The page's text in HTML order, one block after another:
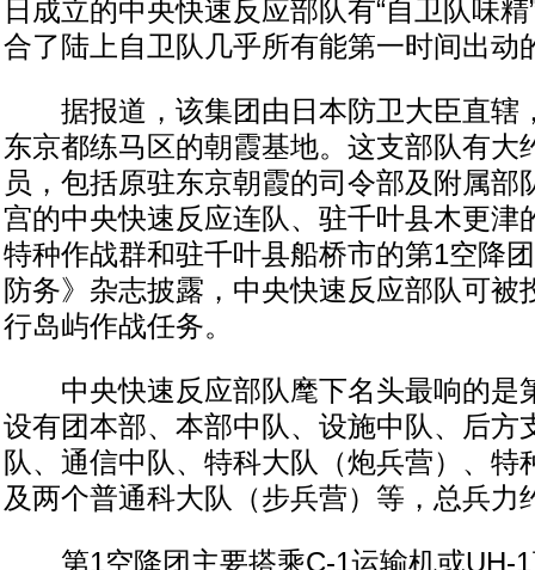
日成立的中央快速反应部队有“自卫队味
合了陆上自卫队几乎所有能第一时间出动
据报道，该集团由日本防卫大臣直辖
东京都练马区的朝霞基地。这支部队有大
员，包括原驻东京朝霞的司令部及附属部
宫的中央快速反应连队、驻千叶县木更津
特种作战群和驻千叶县船桥市的第1空降
防务》杂志披露，中央快速反应部队可被
行岛屿作战任务。
中央快速反应部队麾下名头最响的是
设有团本部、本部中队、设施中队、后方
队、通信中队、特科大队（炮兵营）、特
及两个普通科大队（步兵营）等，总兵力
第1空降团主要搭乘C-1运输机或UH-1